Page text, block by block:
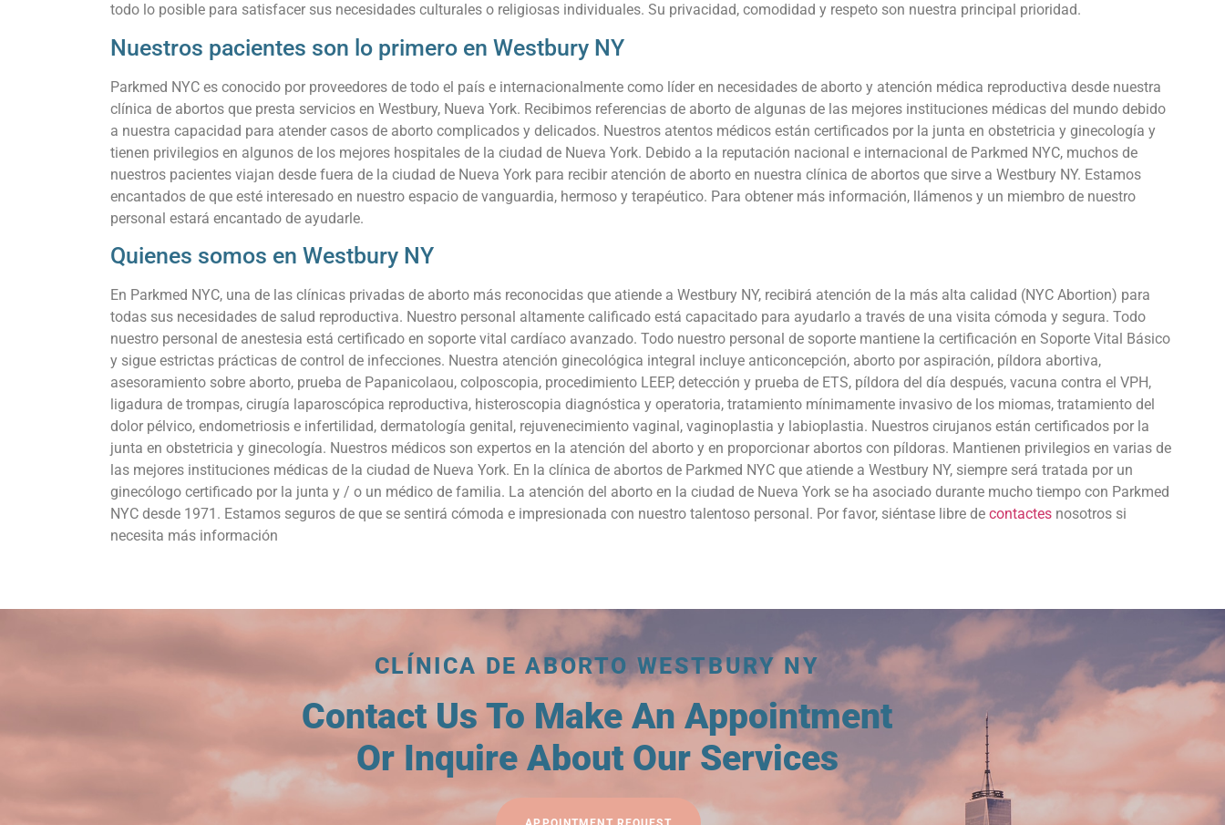
todo lo posible para satisfacer sus necesidades culturales o religiosas individuales. Su privacidad, comodidad y respeto son nuestra principal prioridad.
Nuestros pacientes son lo primero en Westbury NY
Parkmed NYC es conocido por proveedores de todo el país e internacionalmente como líder en necesidades de aborto y atención médica reproductiva desde nuestra
clínica de abortos que presta servicios en Westbury, Nueva York. Recibimos referencias de aborto de algunas de las mejores instituciones médicas del mundo debido
a nuestra capacidad para atender casos de aborto complicados y delicados. Nuestros atentos médicos están certificados por la junta en obstetricia y ginecología y
tienen privilegios en algunos de los mejores hospitales de la ciudad de Nueva York. Debido a la reputación nacional e internacional de Parkmed NYC, muchos de
nuestros pacientes viajan desde fuera de la ciudad de Nueva York para recibir atención de aborto en nuestra clínica de abortos que sirve a Westbury NY. Estamos
encantados de que esté interesado en nuestro espacio de vanguardia, hermoso y terapéutico. Para obtener más información, llámenos y un miembro de nuestro
personal estará encantado de ayudarle.
Quienes somos en Westbury NY
En Parkmed NYC, una de las clínicas privadas de aborto más reconocidas que atiende a Westbury NY, recibirá atención de la más alta calidad (NYC Abortion) para
todas sus necesidades de salud reproductiva. Nuestro personal altamente calificado está capacitado para ayudarlo a través de una visita cómoda y segura. Todo
nuestro personal de anestesia está certificado en soporte vital cardíaco avanzado. Todo nuestro personal de soporte mantiene la certificación en Soporte Vital Básico
y sigue estrictas prácticas de control de infecciones. Nuestra atención ginecológica integral incluye anticoncepción, aborto por aspiración, píldora abortiva,
asesoramiento sobre aborto, prueba de Papanicolaou, colposcopia, procedimiento LEEP, detección y prueba de ETS, píldora del día después, vacuna contra el VPH,
ligadura de trompas, cirugía laparoscópica reproductiva, histeroscopia diagnóstica y operatoria, tratamiento mínimamente invasivo de los miomas, tratamiento del
dolor pélvico, endometriosis e infertilidad, dermatología genital, rejuvenecimiento vaginal, vaginoplastia y labioplastia. Nuestros cirujanos están certificados por la
junta en obstetricia y ginecología. Nuestros médicos son expertos en la atención del aborto y en proporcionar abortos con píldoras. Mantienen privilegios en varias de
las mejores instituciones médicas de la ciudad de Nueva York. En la clínica de abortos de Parkmed NYC que atiende a Westbury NY, siempre será tratada por un
ginecólogo certificado por la junta y / o un médico de familia. La atención del aborto en la ciudad de Nueva York se ha asociado durante mucho tiempo con Parkmed
NYC desde 1971. Estamos seguros de que se sentirá cómoda e impresionada con nuestro talentoso personal. Por favor, siéntase libre de contactesnosotros si
necesita más información
CLÍNICA DE ABORTO WESTBURY NY
Contact Us To Make An Appointment
Or Inquire About Our Services